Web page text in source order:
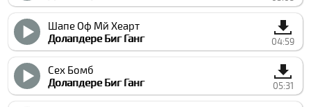
Шапе Оф Мй Хеарт
Долапдере Биг Ганг
04:59
Сеx Бомб
Долапдере Биг Ганг
05:31